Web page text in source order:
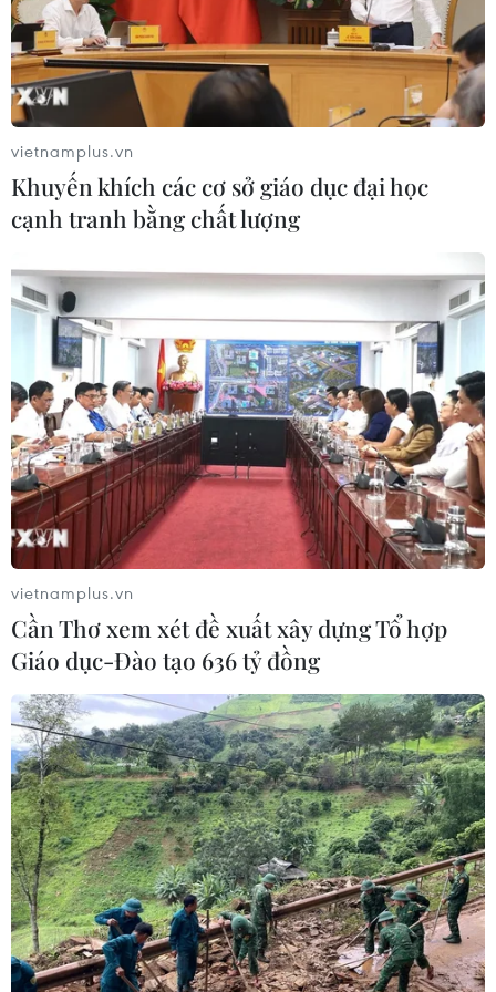
Triều Tiên mở đường bay Bình
Nhưỡng-Wonsan Kalma thúc đẩy du
lịch
06/08/2026 02:05
Giá vàng ngày 6/8: Bảng giá tại các
công ty vàng bạc đá quý
06/08/2026 01:54
Giá dầu thô biến động nhẹ khi triển
vọng đàm phán Trung Đông vẫn khó
đoán
06/08/2026 00:26
Giá vàng thế giới tăng mạnh nhất kể
từ tháng Hai
06/08/2026 00:26
Đưa gốm sứ Bình Dương vào mạng
lưới thủ công sáng tạo thế giới
05/08/2026 11:53
Xuất khẩu gạo Thái Lan giảm gần
19% trong nửa đầu năm 2026
05/08/2026 11:36
Trung Quốc sẽ đáp trả các biện pháp
vietnamplus.vn
Khuyến khích các cơ sở giáo dục đại học
cạnh tranh bằng chất lượng
vietnamplus.vn
Cần Thơ xem xét đề xuất xây dựng Tổ hợp
Giáo dục-Đào tạo 636 tỷ đồng